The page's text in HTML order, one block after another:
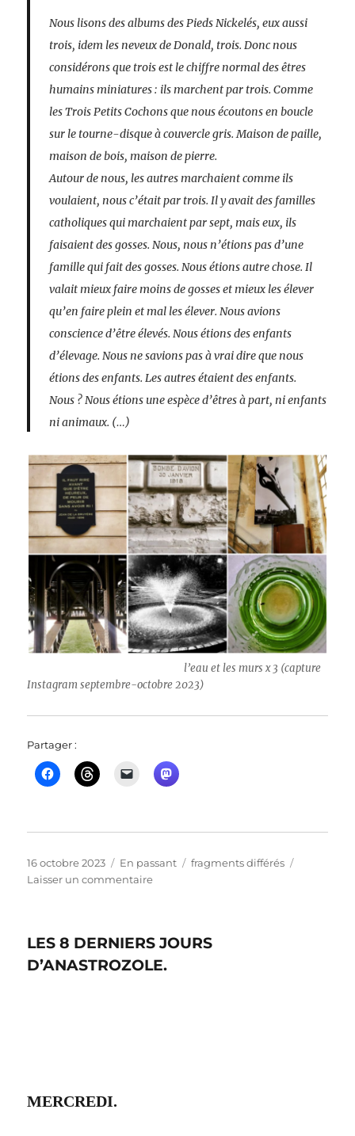
Nous lisons des albums des Pieds Nickelés, eux aussi
trois, idem les neveux de Donald, trois. Donc nous
considérons que trois est le chiffre normal des êtres
humains miniatures : ils marchent par trois. Comme
les Trois Petits Cochons que nous écoutons en boucle
sur le tourne-disque à couvercle gris. Maison de paille,
maison de bois, maison de pierre.
Autour de nous, les autres marchaient comme ils
voulaient, nous c’était par trois. Il y avait des familles
catholiques qui marchaient par sept, mais eux, ils
faisaient des gosses. Nous, nous n’étions pas d’une
famille qui fait des gosses. Nous étions autre chose. Il
valait mieux faire moins de gosses et mieux les élever
qu’en faire plein et mal les élever. Nous avions
conscience d’être élevés. Nous étions des enfants
d’élevage. Nous ne savions pas à vrai dire que nous
étions des enfants. Les autres étaient des enfants.
Nous ? Nous étions une espèce d’êtres à part, ni enfants
ni animaux. (…)
l’eau et les murs x 3 (capture
Instagram septembre-octobre 2023)
Partager :
Publié
le
16 octobre 2023 Format
En passant Catégories
fragments différés
Laisser un commentairesur
d’Abondance
saigne »
LES 8 DERNIERS JOURS
D’ANASTROZOLE.
MERCREDI.